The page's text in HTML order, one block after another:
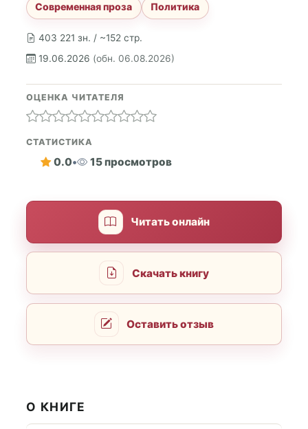
403 221 зн. / ~152 стр.
19.06.2026 (обн. 06.08.2026)
Современная проза
Политика
ОЦЕНКА ЧИТАТЕЛЯ
СТАТИСТИКА
0.0• 15 просмотров
Читать онлайн
Скачать книгу
Оставить отзыв
О КНИГЕ